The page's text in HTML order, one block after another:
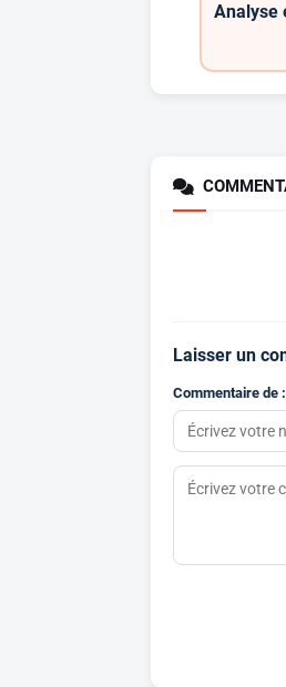
Analyse
Laisser un
Commentaire de :